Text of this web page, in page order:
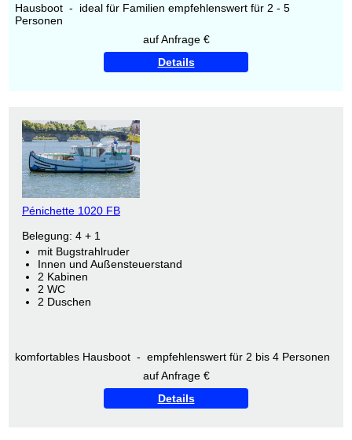
Hausboot - ideal für Familien empfehlenswert für 2 - 5
Personen
auf Anfrage €
Details
Pénichette 1020 FB
Belegung: 4 + 1
mit Bugstrahlruder
Innen und Außensteuerstand
2 Kabinen
2 WC
2 Duschen
komfortables Hausboot - empfehlenswert für 2 bis 4 Personen
auf Anfrage €
Details